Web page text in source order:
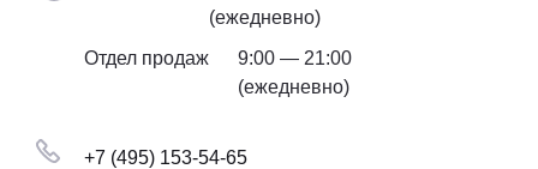
(ежедневно)
Отдел продаж
9:00 — 21:00
(ежедневно)
+7 (495) 153-54-65